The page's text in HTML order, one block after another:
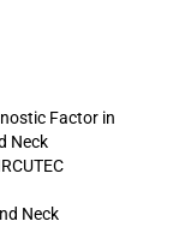
Factor in
Neck
Neck